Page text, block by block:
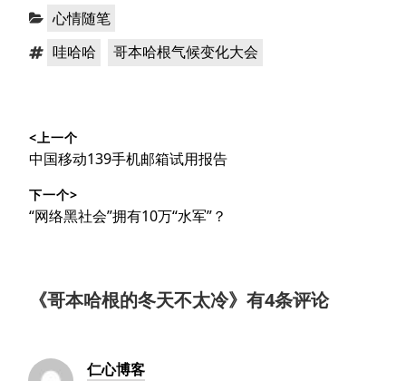
分 心情随笔
标 哇哈哈 ，
哥本哈根气候变化大会
章
导
航
<上一个
上
文
章：
中国移动139手机邮箱试用报告
下一个>
下
“网络黑社会”拥有10万“水军”？
《哥本哈根的冬天不太冷》有4条评论
仁心博客